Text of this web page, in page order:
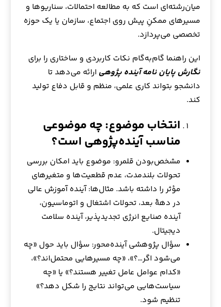
میان‌رشته‌ای است که به مطالعه احتمالات، سناریوها و
مسیرهای ممکنِ پیش روی اجتماع، سازمان یا یک حوزه
تخصصی می‌پردازد.
این راهنما گام‌به‌گام نکات کاربردی و ساختاری را برای
نگارش پایان نامه آینده پژوهی ارائه می‌دهد تا
دانشجو بتواند کاری علمی، منظم و قابل دفاع تولید
کند.
انتخاب موضوع: چه موضوعی
مناسب آینده‌پژوهی است؟
مشخص‌بودن قلمرو: موضوع باید امکان بررسی
تحولات بلندمدت، عدم قطعیت‌ها و متغیرهای
مؤثر را داشته باشد. مثال‌ها: آینده آموزش عالی
در دههٔ بعد، تحولات اشتغال و اتوماسیون،
آینده صنایع انرژی تجدیدپذیر، آینده سلامت
دیجیتال.
سؤال پژوهشی آینده‌محور: سؤال باید حول «چه
می‌شود اگر…؟»، «چه مسیرهایی محتمل‌اند؟»،
«کدام عوامل عامل تغییر هستند؟» یا «چه
سیاست‌هایی می‌تواند نتایج را شکل دهد؟»
تنظیم شود.